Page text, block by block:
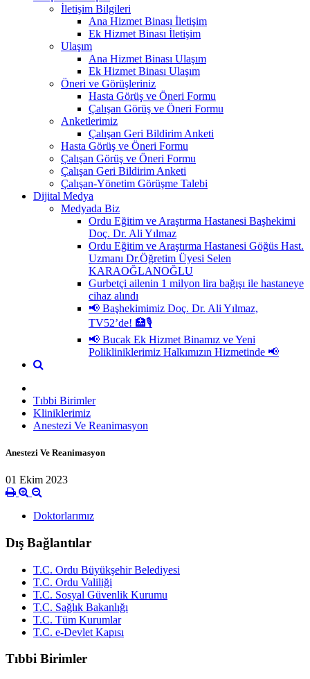
İletişim Bilgileri
Ana Hizmet Binası İletişim
Ek Hizmet Binası İletişim
Ulaşım
Ana Hizmet Binası Ulaşım
Ek Hizmet Binası Ulaşım
Öneri ve Görüşleriniz
Hasta Görüş ve Öneri Formu
Çalışan Görüş ve Öneri Formu
Anketlerimiz
Çalışan Geri Bildirim Anketi
Hasta Görüş ve Öneri Formu
Çalışan Görüş ve Öneri Formu
Çalışan Geri Bildirim Anketi
Çalışan-Yönetim Görüşme Talebi
Dijital Medya
Medyada Biz
Ordu Eğitim ve Araştırma Hastanesi Başhekimi
Doç. Dr. Ali Yılmaz
Ordu Eğitim ve Araştırma Hastanesi Göğüs Hast.
Uzmanı Dr.Öğretim Üyesi Selen
KARAOĞLANOĞLU
Gurbetçi ailenin 1 milyon lira bağışı ile hastaneye
cihaz alındı
📢 Başhekimimiz Doç. Dr. Ali Yılmaz,
TV52’de! 🏥🎙
📢 Bucak Ek Hizmet Binamız ve Yeni
Polikliniklerimiz Halkımızın Hizmetinde 📢
Tıbbi Birimler
Kliniklerimiz
Anestezi Ve Reanimasyon
Anestezi Ve Reanimasyon
01 Ekim 2023
Doktorlarımız
Dış Bağlantılar
T.C. Ordu Büyükşehir Belediyesi
T.C. Ordu Valiliği
T.C. Sosyal Güvenlik Kurumu
T.C. Sağlık Bakanlığı
T.C. Tüm Kurumlar
T.C. e-Devlet Kapısı
Tıbbi Birimler